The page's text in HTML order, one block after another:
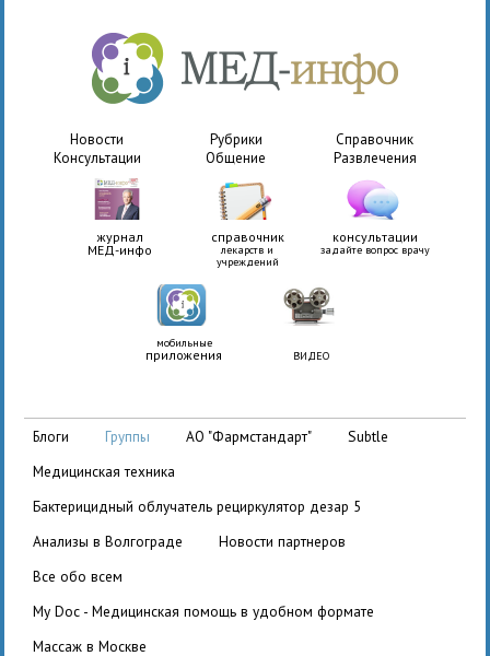
Новости Рубрики
Справочник
Консультации
Общение Развлечения
журнал
МЕД-инфо
справочник
лекарств и
учреждений
консультации
задайте вопрос врачу
мобильные
приложения ВИДЕО
блоги группы АО "Фармстандарт"
Subtle
медицинская техника
бактерицидный облучатель рециркулятор дезар 5
Анализы в Волгограде
Новости партнеров
Все обо всем
My Doc - Медицинская помощь в удобном формате
Массаж в Москве